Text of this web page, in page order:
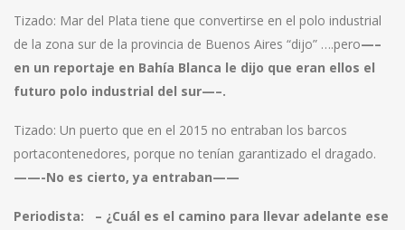
Tizado: Mar del Plata tiene que convertirse en el polo industrial
de la zona sur de la provincia de Buenos Aires “dijo” ….pero—–
en un reportaje en Bahía Blanca le dijo que eran ellos el
futuro polo industrial del sur—–.
Tizado: Un puerto que en el 2015 no entraban los barcos
portacontenedores, porque no tenían garantizado el dragado.
——-No es cierto, ya entraban——
Periodista: – ¿Cuál es el camino para llevar adelante ese